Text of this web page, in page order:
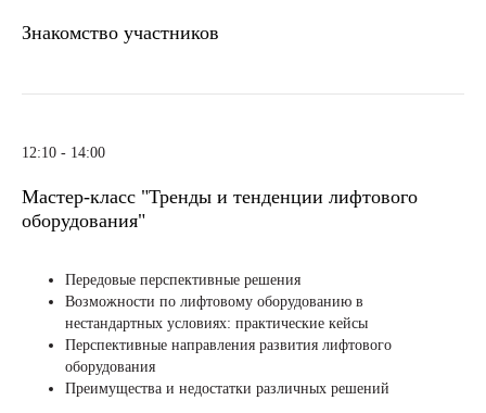
Знакомство участников
12:10 - 14:00
Мастер-класс "Тренды и тенденции лифтового
оборудования"
Передовые перспективные решения
Возможности по лифтовому оборудованию в
нестандартных условиях: практические кейсы
Перспективные направления развития лифтового
оборудования
Преимущества и недостатки различных решений